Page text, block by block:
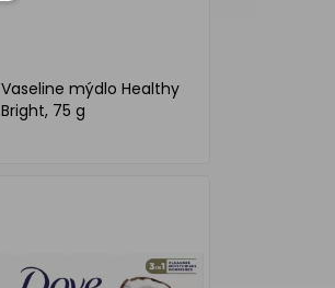
Vaseline mýdlo Healthy
Bright, 75 g